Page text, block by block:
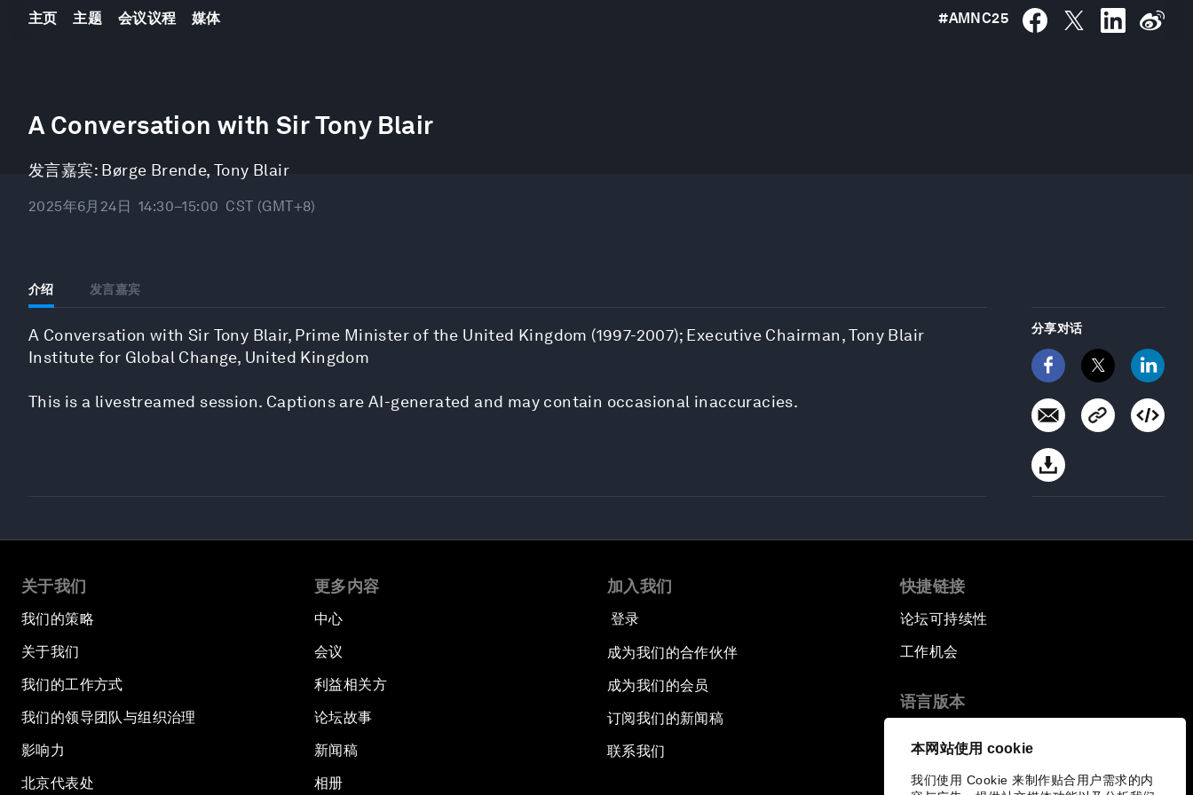
本网站使用 cookie
我们使用 Cookie 来制作贴合用户需求的内
主页 主题 会议议程 媒体 #AMNC25
A Conversation with Sir Tony Blair
发言嘉宾: Børge Brende,Tony Blair
2025年6月24日 14:30–15:00 CST (GMT+8)
介绍 发言嘉宾
A Conversation with Sir Tony Blair, Prime Minister of the United Kingdom (1997-2007); Executive Chairman, Tony Blair
Institute for Global Change, United Kingdom
This is a livestreamed session. Captions are AI-generated and may contain occasional inaccuracies.
分享对话
seconds
of
10
90%
关于我们
我们的策略
关于我们
我们的工作方式
我们的领导团队与组织治理
影响力
北京代表处
更多内容
中心
会议
利益相关方
论坛故事
新闻稿
相册
加入我们
登录
成为我们的合作伙伴
成为我们的会员
订阅我们的新闻稿
联系我们
快捷链接
论坛可持续性
工作机会
语言版本